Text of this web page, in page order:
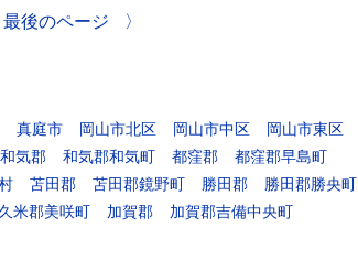
最後のページ 〉
真庭市 岡山市北区 岡山市中区
岡山市東区
和気郡 和気郡和気町 都窪郡
都窪郡早島町
苫田郡 苫田郡鏡野町 勝田郡
勝田郡勝央町
久米郡美咲町 加賀郡 加賀郡吉備中央町